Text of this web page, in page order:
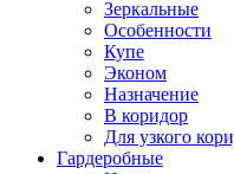
Зеркальные
Особенности
Купе
Эконом
Назначение
В коридор
Для узкого
Гардеробные